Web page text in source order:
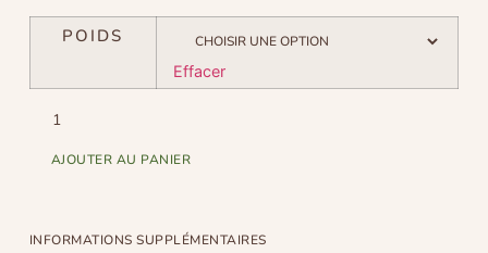
POIDS
Effacer
AJOUTER AU PANIER
INFORMATIONS SUPPLÉMENTAIRES